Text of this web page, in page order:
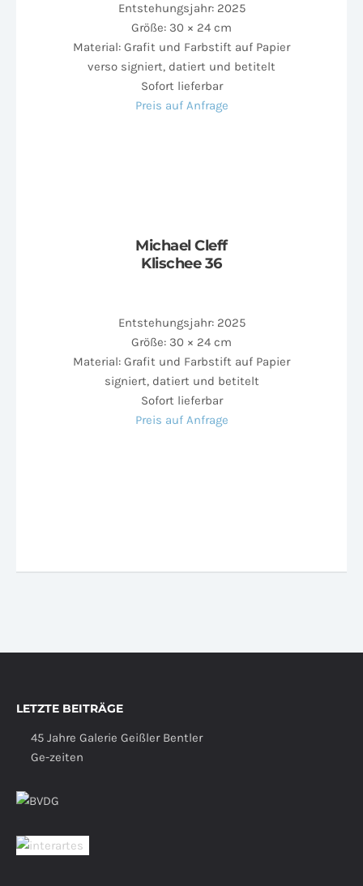
Entstehungsjahr: 2025
Größe: 30 × 24 cm
Material: Grafit und Farbstift auf Papier
verso signiert, datiert und betitelt
Sofort lieferbar
Preis auf Anfrage
Michael Cleff
Klischee 36
Entstehungsjahr: 2025
Größe: 30 × 24 cm
Material: Grafit und Farbstift auf Papier
signiert, datiert und betitelt
Sofort lieferbar
Preis auf Anfrage
LETZTE BEITRÄGE
45 Jahre Galerie Geißler Bentler
Ge-zeiten